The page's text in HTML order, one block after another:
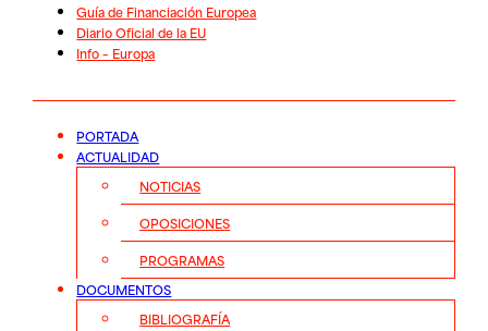
Guía de Financiación Europea
Diario Oficial de la EU
Info – Europa
PORTADA
ACTUALIDAD
NOTICIAS
OPOSICIONES
PROGRAMAS
DOCUMENTOS
BIBLIOGRAFÍA